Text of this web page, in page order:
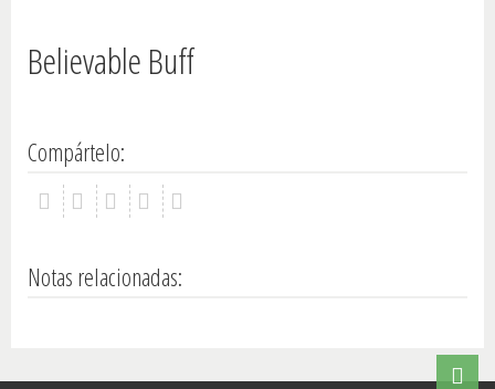
Believable Buff
Compártelo:
Notas relacionadas: